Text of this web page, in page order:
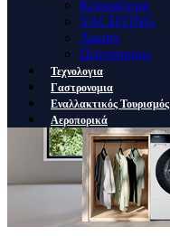
Κρουαζιερα
YACHTING
Λιμανι
Ποντοπορος
Τεχνολογια
Γαστρονομια
Εναλλακτικός Τουρισμός
Αεροπορικά